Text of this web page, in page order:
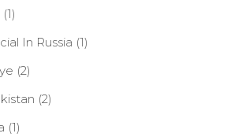
(1)
In Russia (1)
(2)
(2)
(1)